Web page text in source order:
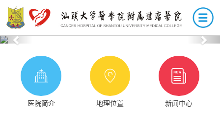
Previous
医院简介 地理位置 新闻中心